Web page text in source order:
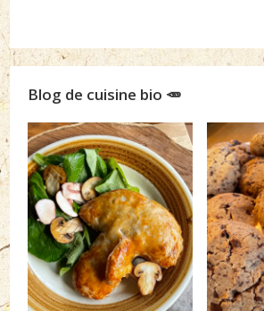
Blog de cuisine bio 🥕